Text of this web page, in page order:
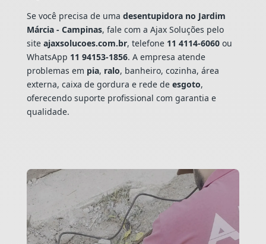
Se você precisa de uma desentupidora no Jardim
Márcia - Campinas, fale com a Ajax Soluções pelo
site ajaxsolucoes.com.br, telefone 11 4114-6060ou
WhatsApp 11 94153-1856. A empresa atende
problemas em pia, ralo, banheiro, cozinha, área
externa, caixa de gordura e rede de esgoto,
oferecendo suporte profissional com garantia e
qualidade.